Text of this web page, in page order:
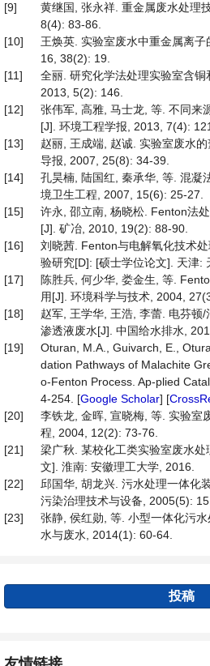
[9]
黄继国, 张永祥. 重金属废水处理
8(4): 83-86.
[10]
王焕英. 实验室废水中重金属离
16, 38(2): 19.
[11]
全丽. 研究化学法处理实验室含铜
2013, 5(2): 146.
[12]
张伟军, 高雅, 马士龙, 等. 不同来
[J]. 环境工程学报, 2013, 7(4):
[13]
赵丽, 王成端, 赵诚. 实验室废水
导报, 2007, 25(8): 34-39.
[14]
孔昊楠, 陆国红, 秦承华, 等. 混凝
境卫生工程, 2007, 15(6): 25-27.
[15]
许永, 邵立南, 杨晓松. Fenton法
[J]. 矿冶, 2010, 19(2): 88-90.
[16]
刘晓茜. Fenton与电解氧化技术
验研究[D]: [硕士学位论文]. 天津:
[17]
陈胜兵, 何少华, 娄金生, 等.
用[J]. 环境科学与技术, 2004,
[18]
赵军, 王学华, 王浩, 李蕾. 电芬顿
渗透液废水[J]. 中国给水排水,
[19]
Oturan, M.A., Guivarch, E.,
dation Pathways of Malachite
o-Fenton Process. Ap-plied
4-254. [Google Scholar] [
[20]
李铁龙, 金晖, 宣晓梅, 等. 实验室
程, 2004, 12(2): 73-76.
[21]
梁广秋. 某校化工类实验室废水
文]. 淮南: 安徽理工大学, 2016.
[22]
邱国华, 胡龙兴. 污水处理一体化
污染治理技术与设备, 2005(5): 15.
[23]
张静, 侯红勋, 等. 小型一体化污
水与废水, 2014(1): 60-64.
投稿